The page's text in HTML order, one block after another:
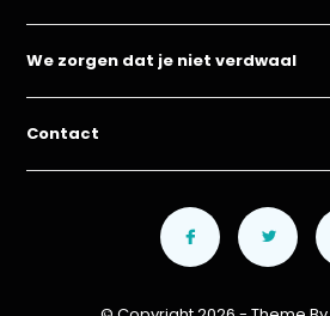
We zorgen dat je niet verdwaal
Contact